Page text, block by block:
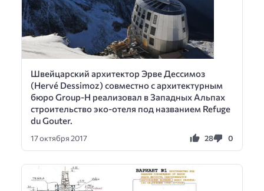
Швейцарский архитектор Эрве Дессимоз
(Hervé Dessimoz) совместно с архитектурным
бюро Group-H реализовал в Западных Альпах
строительство эко-отеля под названием Refuge
du Gouter.
17 октября 2017 28 0